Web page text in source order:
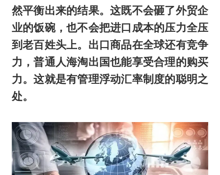
然平衡出来的结果。这既不会砸了外贸企
业的饭碗，也不会把进口成本的压力全压
到老百姓头上。出口商品在全球还有竞争
力，普通人海淘出国也能享受合理的购买
力。这就是有管理浮动汇率制度的聪明之
处。